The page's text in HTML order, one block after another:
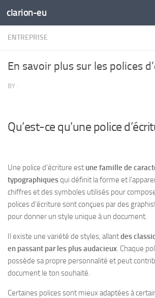
Skip to content
clarion-eu
ENTREPRISE
En savoir plus sur les polices
BY ·
Qu’est-ce qu’une police
Une police d’écriture est une famille de
typographiquesqui définit la forme et
chiffres et des symboles utilisés pour
polices d’écriture sont conçues pardes
pour donner un style unique à un document.
Il existe une variété de styles, allantdes
en passant par les plus audacieux. Chaque
possède sa propre personnalité et peut
document le ton souhaité.
Certaines polices sont mieux adaptées à